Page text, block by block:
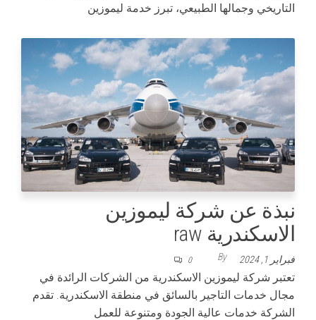
التاريخي وجمالها الطبيعي، تبرز خدمة ليموزين
نبذة عن شركة ليموزين
الاسكندرية raw
فبراير 1, 2024 By
0
تعتبر شركة ليموزين الاسكندرية من الشركات الرائدة في
مجال خدمات التاجير بالسائق في منطقة الاسكندرية. تقدم
الشركة خدمات عالية الجودة ومتنوعة للعمل